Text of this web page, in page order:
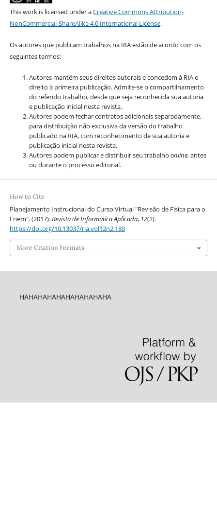
This work is licensed under aCreative Commons Attribution-
NonCommercial-ShareAlike 4.0 International License.
Os autores que publicam trabalhos na RIA estão de acordo com os
seguintes termos:
Autores mantêm seus direitos autorais e concedem à RIA o
direito à primeira publicação. Admite-se o compartilhamento
do referido trabalho, desde que seja reconhecida sua autoria
e publicação inicial nesta revista.
Autores podem fechar contratos adicionais separadamente,
para distribuição não exclusiva da versão do trabalho
publicado na RIA, com reconhecimento de sua autoria e
publicação inicial nesta revista.
Autores podem publicar e distribuir seu trabalho online, antes
ou durante o processo editorial.
How to Cite
Planejamento Instrucional do Curso Virtual "Revisão de Física para o
Enem". (2017).Revista de Informática Aplicada, 12(2).
https://doi.org/10.13037/ria.vol12n2.180
More Citation Formats
HAHAHAHAHAHAHAHAHAHA